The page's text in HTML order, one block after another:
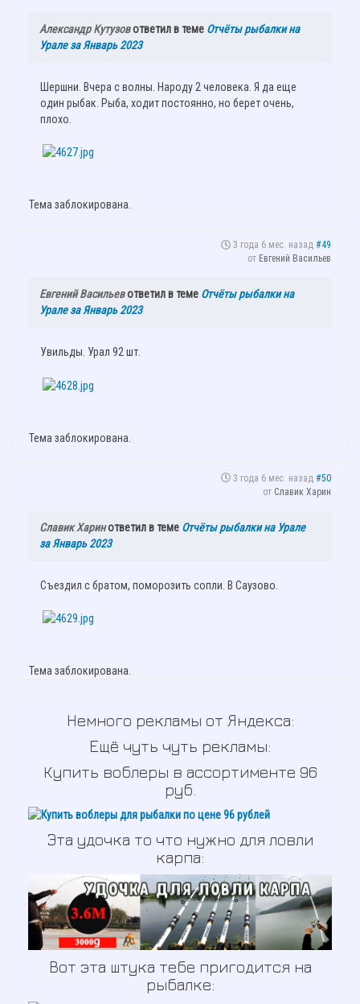
Александр Кутузовответил в теме Отчёты рыбалки на
Урале за Январь 2023
Шершни. Вчера с волны. Народу 2 человека. Я да еще
один рыбак. Рыба, ходит постоянно, но берет очень,
плохо.
Тема заблокирована.
3 года 6 мес. назад #49
от Евгений Васильев
Евгений Васильевответил в теме Отчёты рыбалки на
Урале за Январь 2023
Увильды. Урал 92 шт.
Тема заблокирована.
3 года 6 мес. назад #50
от Славик Харин
Славик Харинответил в теме Отчёты рыбалки на Урале
за Январь 2023
Съездил с братом, поморозить сопли. В Саузово.
Тема заблокирована.
Немного рекламы от Яндекса:
Ещё чуть чуть рекламы:
Купить воблеры в ассортименте 96
руб.
Эта удочка то что нужно для ловли
карпа:
Вот эта штука тебе пригодится на
рыбалке: